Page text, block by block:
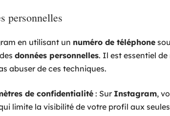
personnelles
en utilisant un numéro de téléphone
données personnelles. Il est essentiel
abuser de ces techniques.
de confidentialité: Sur Instagram,
limite la visibilité de votre profil aux